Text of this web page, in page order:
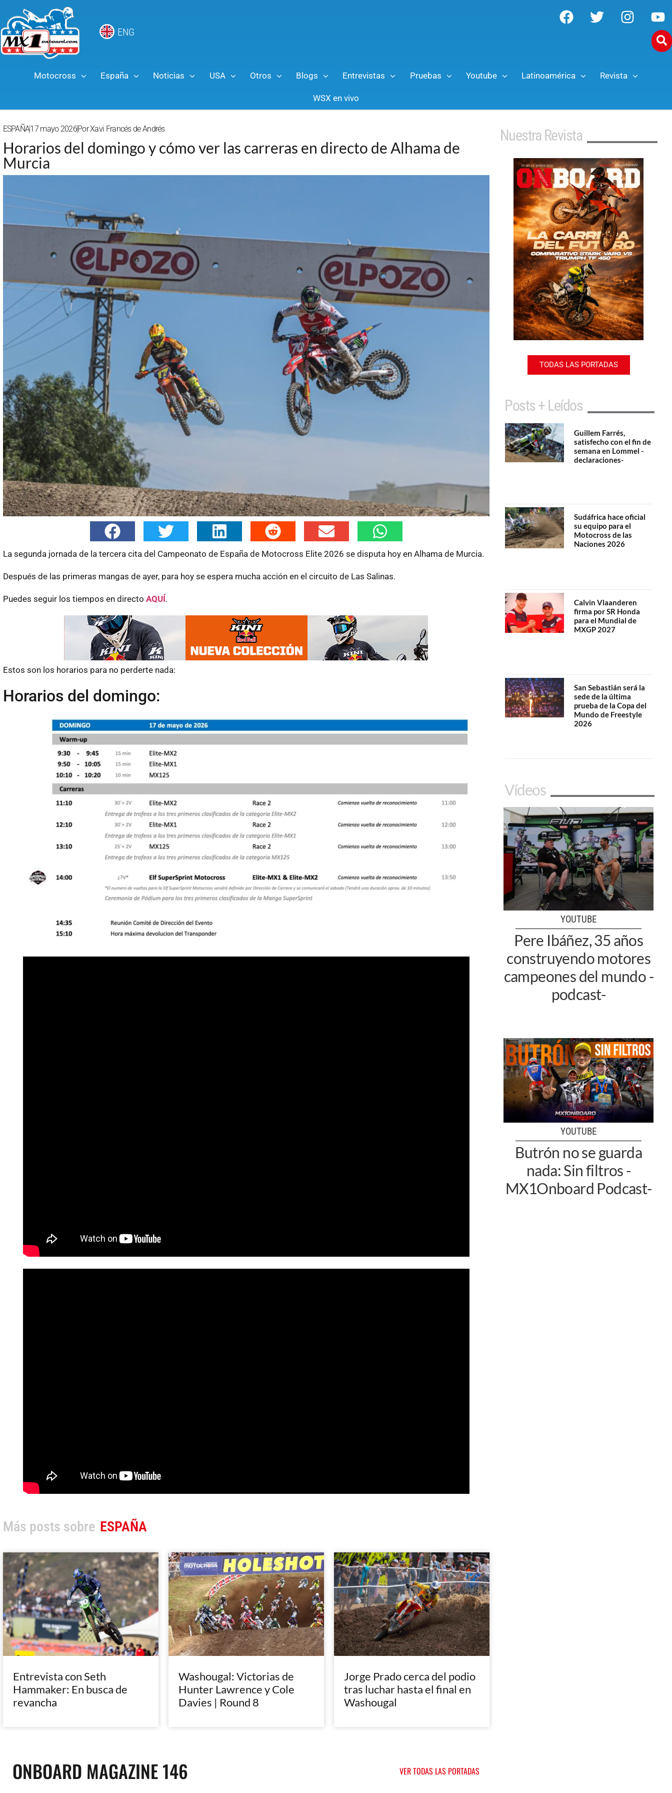
ENG
Motocross España Noticias USA Otros Blogs Entrevistas Pruebas Youtube Latinoamérica Revista
WSX en vivo
ESPAÑA17 mayo 2026PorXavi Francés de Andrés
Horarios del domingo y cómo ver las carreras en directo de Alhama de
Murcia
La segunda jornada de la tercera cita del Campeonato de España de Motocross Elite 2026 se disputa hoy en Alhama de Murcia.
Después de las primeras mangas de ayer, para hoy se espera mucha acción en el circuito de Las Salinas.
Puedes seguir los tiempos en directo AQUÍ.
Estos son los horarios para no perderte nada:
Horarios del domingo:
Más posts sobre ESPAÑA
Entrevista con Seth
Hammaker: En busca de
revancha
Washougal: Victorias de
Hunter Lawrence y Cole
Davies | Round 8
Jorge Prado cerca del podio
tras luchar hasta el final en
Washougal
ONBOARD MAGAZINE 146 VER TODAS LAS PORTADAS
Nuestra Revista
TODAS LAS PORTADAS
Posts + Leídos
Guillem Farrés,
satisfecho con el fin de
semana en Lommel -
declaraciones-
Sudáfrica hace oficial
su equipo para el
Motocross de las
Naciones 2026
Calvin Vlaanderen
firma por SR Honda
para el Mundial de
MXGP 2027
San Sebastián será la
sede de la última
prueba de la Copa del
Mundo de Freestyle
2026
Vídeos
YOUTUBE
Pere Ibáñez, 35 años
construyendo motores
campeones del mundo -
podcast-
YOUTUBE
Butrón no se guarda
nada: Sin filtros -
MX1Onboard Podcast-